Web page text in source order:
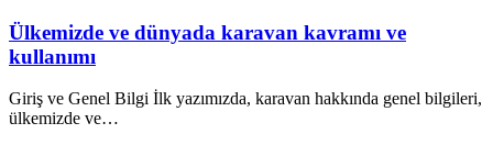
Ülkemizde ve dünyada karavan kavramı ve
kullanımı
Giriş ve Genel Bilgi İlk yazımızda, karavan hakkında genel bilgileri,
ülkemizde ve…